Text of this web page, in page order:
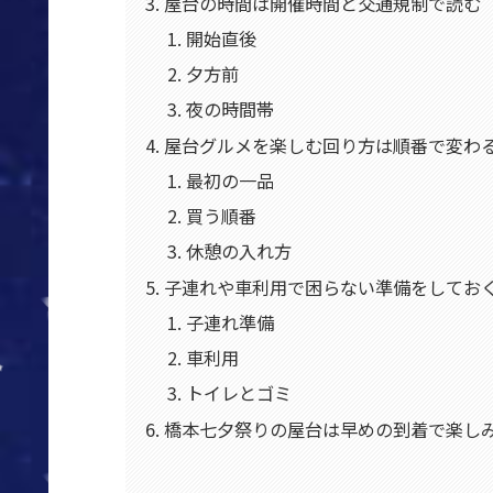
開始直後
夕方前
夜の時間帯
屋台グルメを楽しむ回り方は順番で変わ
最初の一品
買う順番
休憩の入れ方
子連れや車利用で困らない準備をしておく
子連れ準備
車利用
トイレとゴミ
橋本七夕祭りの屋台は早めの到着で楽し